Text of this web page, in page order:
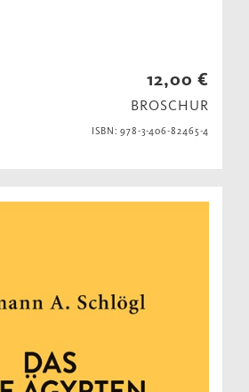
12,00 €
BROSCHUR
ISBN: 978-3-406-82465-4